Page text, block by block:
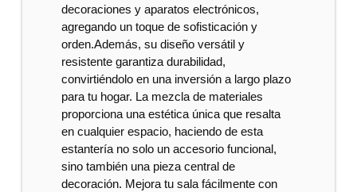
decoraciones y aparatos electrónicos,
agregando un toque de sofisticación y
orden.Además, su diseño versátil y
resistente garantiza durabilidad,
convirtiéndolo en una inversión a largo plazo
para tu hogar. La mezcla de materiales
proporciona una estética única que resalta
en cualquier espacio, haciendo de esta
estantería no solo un accesorio funcional,
sino también una pieza central de
decoración. Mejora tu sala fácilmente con